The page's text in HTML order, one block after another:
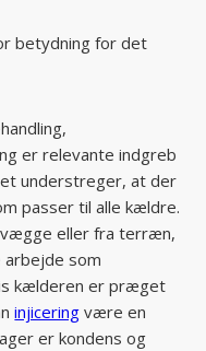
betydning for det
er relevante indgreb
understreger, at der
passer til alle kældre.
eller fra terræn,
som
kælderen er præget
injicering være en
er kondens og